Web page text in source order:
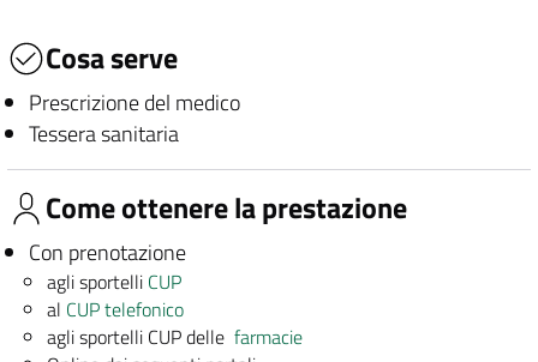
Cosa serve
Prescrizione del medico
Tessera sanitaria
Come ottenere la prestazione
Con prenotazione
agli sportelli CUP
al CUP telefonico
agli sportelli CUP dellefarmacie